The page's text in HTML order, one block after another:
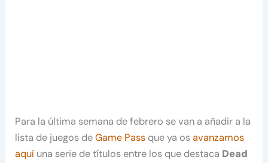
Para la última semana de febrero se van a añadir a la
lista de juegos deGame Pass que ya osavanzamos
aquí una serie de títulos entre los que destaca Dead